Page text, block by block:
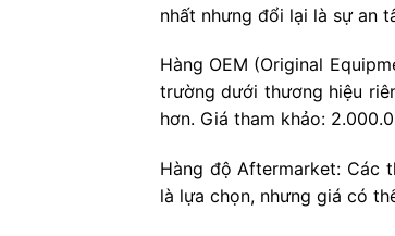
nhất nhưng đổi lại là sự an
Hàng OEM (Original
trường dưới thương hiệu
hơn. Giá tham khảo:
Hàng độ Aftermarket: Các
là lựa chọn, nhưng giá có